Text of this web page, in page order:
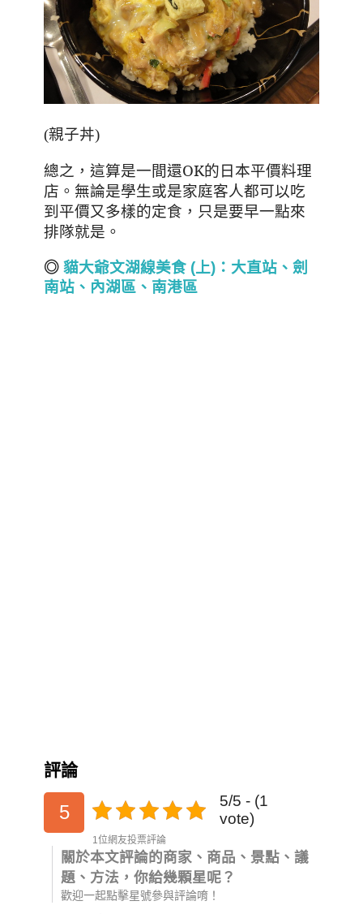
(親子丼)
總之，這算是一間還OK的日本平價料理
店。無論是學生或是家庭客人都可以吃
到平價又多樣的定食，只是要早一點來
排隊就是 。
◎ 貓大爺文湖線美食 (上) ：大直站、劍
南站、內湖區、南港區
評論
5
5/5 - (1
vote)
1位網友投票評論
關於本文評論的商家、商品、景點、議
題、方法，你給幾顆星呢？
歡迎一起點擊星號參與評論唷！